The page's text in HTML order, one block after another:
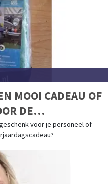
MOOI CADEAU OF
DE
voor je personeel of